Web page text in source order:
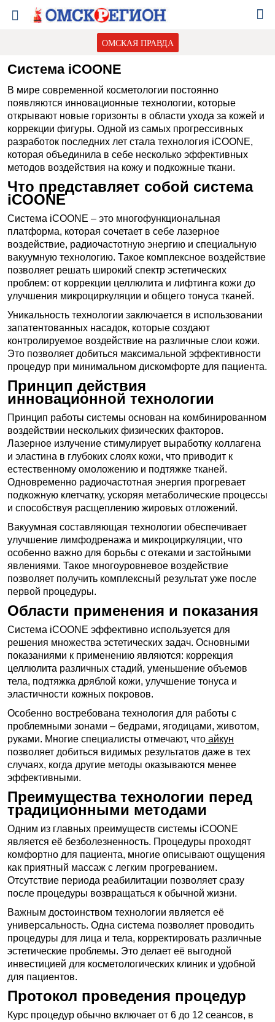
ОМСКАЯ ПРАВДА
Система iCOONE
В мире современной косметологии постоянно
появляются инновационные технологии, которые
открывают новые горизонты в области ухода за кожей и
коррекции фигуры. Одной из самых прогрессивных
разработок последних лет стала технология iCOONE,
которая объединила в себе несколько эффективных
методов воздействия на кожу и подкожные ткани.
Что представляет собой система
iCOONE
Система iCOONE – это многофункциональная
платформа, которая сочетает в себе лазерное
воздействие, радиочастотную энергию и специальную
вакуумную технологию. Такое комплексное воздействие
позволяет решать широкий спектр эстетических
проблем: от коррекции целлюлита и лифтинга кожи до
улучшения микроциркуляции и общего тонуса тканей.
Уникальность технологии заключается в использовании
запатентованных насадок, которые создают
контролируемое воздействие на различные слои кожи.
Это позволяет добиться максимальной эффективности
процедур при минимальном дискомфорте для пациента.
Принцип действия
инновационной технологии
Принцип работы системы основан на комбинированном
воздействии нескольких физических факторов.
Лазерное излучение стимулирует выработку коллагена
и эластина в глубоких слоях кожи, что приводит к
естественному омоложению и подтяжке тканей.
Одновременно радиочастотная энергия прогревает
подкожную клетчатку, ускоряя метаболические процессы
и способствуя расщеплению жировых отложений.
Вакуумная составляющая технологии обеспечивает
улучшение лимфодренажа и микроциркуляции, что
особенно важно для борьбы с отеками и застойными
явлениями. Такое многоуровневое воздействие
позволяет получить комплексный результат уже после
первой процедуры.
Области применения и показания
Система iCOONE эффективно используется для
решения множества эстетических задач. Основными
показаниями к применению являются: коррекция
целлюлита различных стадий, уменьшение объемов
тела, подтяжка дряблой кожи, улучшение тонуса и
эластичности кожных покровов.
Особенно востребована технология для работы с
проблемными зонами – бедрами, ягодицами, животом,
руками. Многие специалисты отмечают, что айкун
позволяет добиться видимых результатов даже в тех
случаях, когда другие методы оказываются менее
эффективными.
Преимущества технологии перед
традиционными методами
Одним из главных преимуществ системы iCOONE
является её безболезненность. Процедуры проходят
комфортно для пациента, многие описывают ощущения
как приятный массаж с легким прогреванием.
Отсутствие периода реабилитации позволяет сразу
после процедуры возвращаться к обычной жизни.
Важным достоинством технологии является её
универсальность. Одна система позволяет проводить
процедуры для лица и тела, корректировать различные
эстетические проблемы. Это делает её выгодной
инвестицией для косметологических клиник и удобной
для пациентов.
Протокол проведения процедур
Курс процедур обычно включает от 6 до 12 сеансов, в